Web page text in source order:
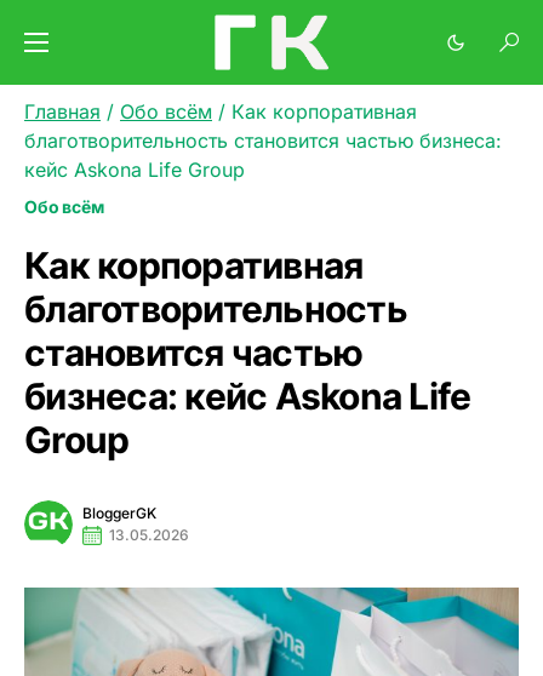
Главная / Обо всём / Как корпоративная
благотворительность становится частью бизнеса:
кейс Askona Life Group
Обо всём
Как корпоративная
благотворительность
становится частью
бизнеса: кейс Askona Life
Group
BloggerGK
13.05.2026